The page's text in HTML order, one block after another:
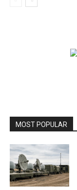
MOST POPULAR